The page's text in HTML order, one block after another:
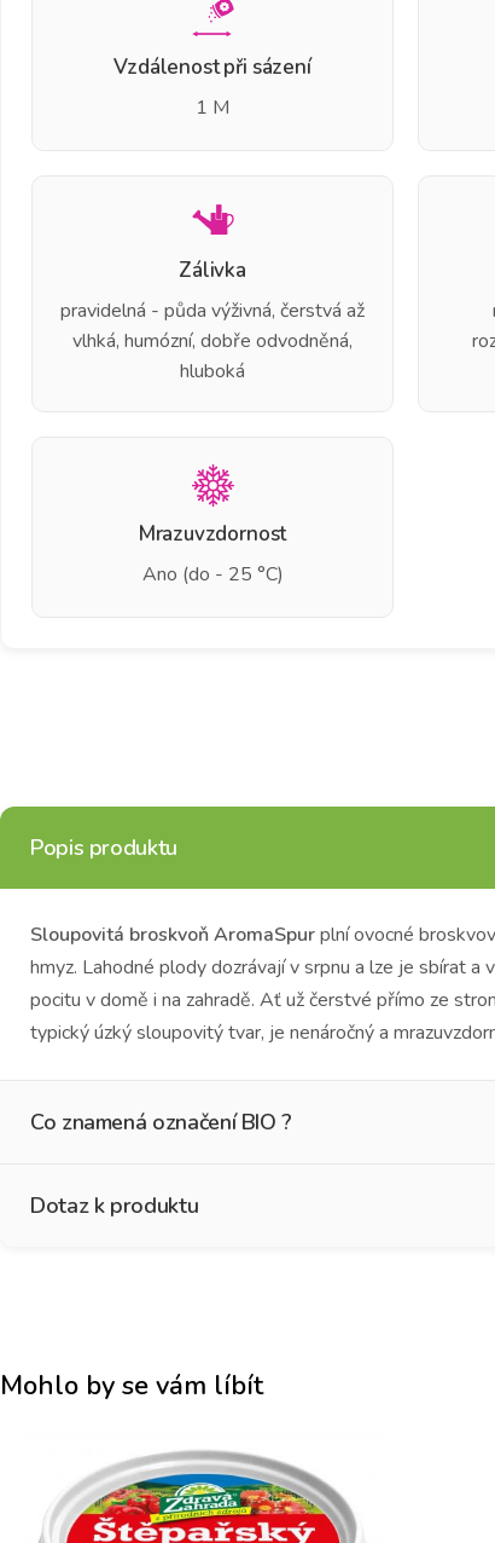
Vzdálenost při sázení
1 M
Zálivka
pravidelná - půda výživná, čerstvá až
vlhká, humózní, dobře odvodněná,
hluboká
Mrazuvzdornost
Ano (do - 25 °C)
Popis produktu
Sloupovitá broskvoň AromaSpurplní ovocné
hmyz. Lahodné plody dozrávají v srpnu a lze je sbírat a
pocitu v domě i na zahradě. Ať už čerstvé přímo ze
typický úzký sloupovitý tvar, je nenáročný a
Co znamená označení BIO ?
Co znamená označení BIO ?
Jak jsou pěstovány ovocné stromy v BIO kvalitě ?
Dotaz k produktu
*
Mohlo by se vám líbít